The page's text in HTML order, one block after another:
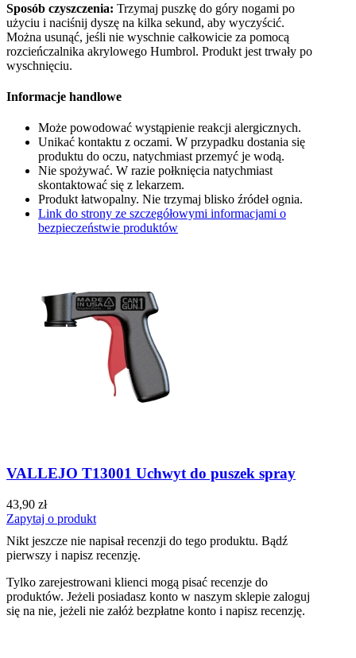
Sposób czyszczenia: Trzymaj puszkę do góry nogami po
użyciu i naciśnij dyszę na kilka sekund, aby wyczyścić.
Można usunąć, jeśli nie wyschnie całkowicie za pomocą
rozcieńczalnika akrylowego Humbrol. Produkt jest trwały po
wyschnięciu.
Informacje handlowe
Może powodować wystąpienie reakcji alergicznych.
Unikać kontaktu z oczami. W przypadku dostania się
produktu do oczu, natychmiast przemyć je wodą.
Nie spożywać. W razie połknięcia natychmiast
skontaktować się z lekarzem.
Produkt łatwopalny. Nie trzymaj blisko źródeł ognia.
Link do strony ze szczegółowymi informacjami o
bezpieczeństwie produktów
VALLEJO T13001 Uchwyt do puszek spray
43,90 zł
Zapytaj o produkt
Nikt jeszcze nie napisał recenzji do tego produktu. Bądź
pierwszy i napisz recenzję.
Tylko zarejestrowani klienci mogą pisać recenzje do
produktów. Jeżeli posiadasz konto w naszym sklepie zaloguj
się na nie, jeżeli nie załóż bezpłatne konto i napisz recenzję.